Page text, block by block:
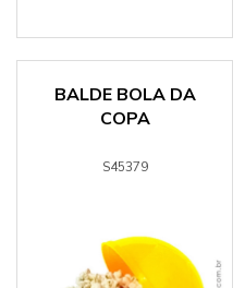
BALDE BOLA DA
COPA
S45379